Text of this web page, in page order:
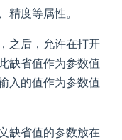
精度等属性。
之后，允许在打开
缺省值作为参数值
入的值作为参数值
缺省值的参数放在